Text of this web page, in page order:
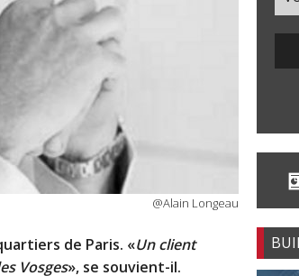
@Alain Longeau
de Paris. «Un client
Vosges», se souvient-il.